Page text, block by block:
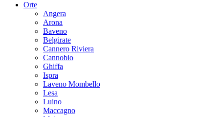
Orte
Angera
Arona
Baveno
Belgirate
Cannero Riviera
Cannobio
Ghiffa
Ispra
Laveno Mombello
Lesa
Luino
Maccagno